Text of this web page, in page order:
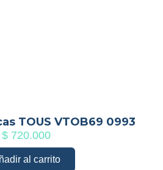
TOUS VTOB69 0993
$ 720.000
al carrito